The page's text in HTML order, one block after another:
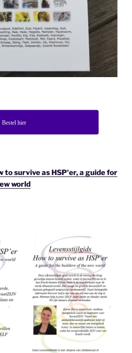
Bestel hier
to survive as HSP'er, a guide for
world